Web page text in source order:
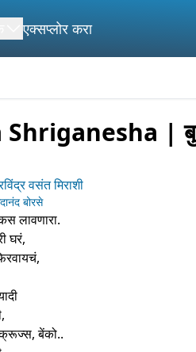
एक्सप्लोर करा
|
वसंत मिराशी
बोरसे
लावणारा.
घरं,
क्रूज्स, बेंको..